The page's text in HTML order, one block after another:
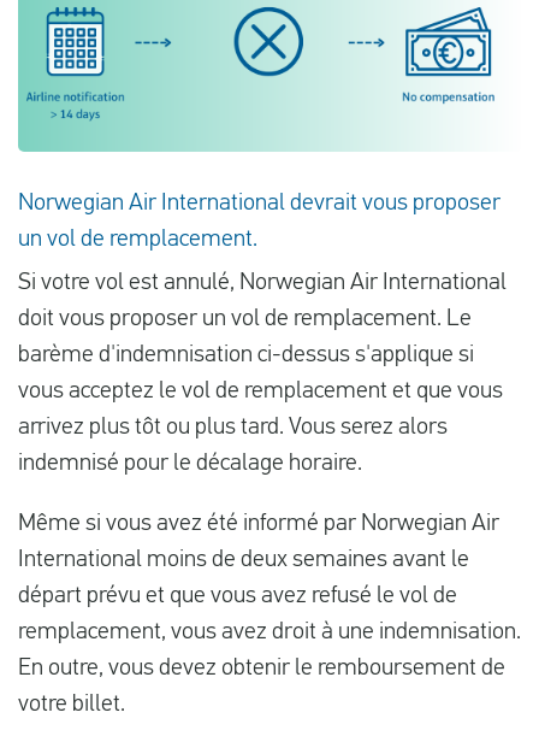
Norwegian Air International devrait vous proposer
un vol de remplacement.
Si votre vol est annulé, Norwegian Air International
doit vous proposer un vol de remplacement. Le
barème d'indemnisation ci-dessus s'applique si
vous acceptez le vol de remplacement et que vous
arrivez plus tôt ou plus tard. Vous serez alors
indemnisé pour le décalage horaire.
Même si vous avez été informé par Norwegian Air
International moins de deux semaines avant le
départ prévu et que vous avez refusé le vol de
remplacement, vous avez droit à une indemnisation.
En outre, vous devez obtenir le remboursement de
votre billet.